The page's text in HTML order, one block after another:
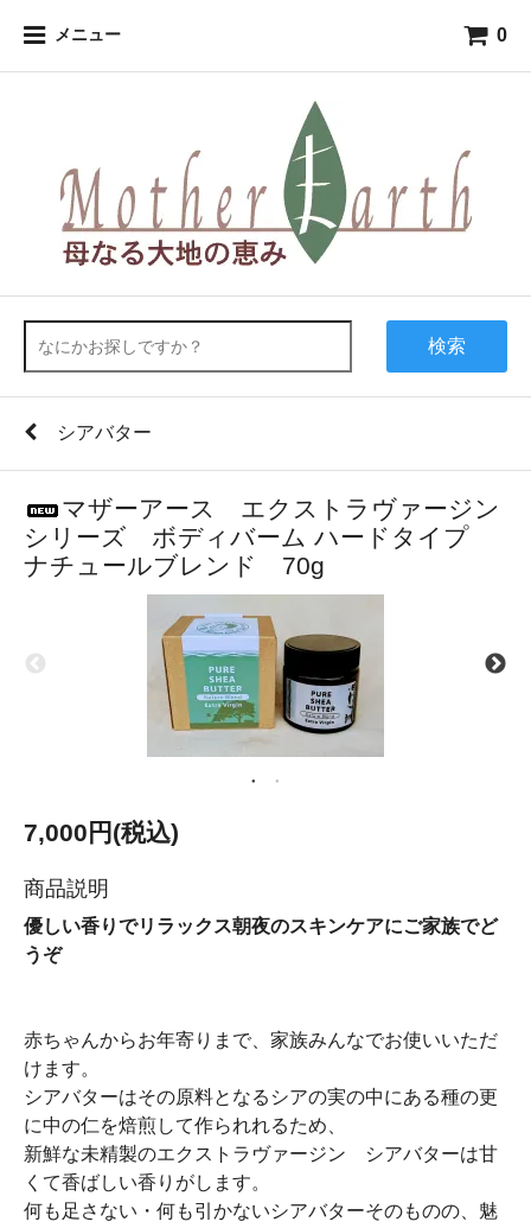
メニュー 0
検索
シアバター
マザーアース エクストラヴァージン
シリーズ ボディバーム ハードタイプ
ナチュールブレンド 70g
7,000円(税込)
商品説明
優しい香りでリラックス朝夜のスキンケアにご家族でど
うぞ
赤ちゃんからお年寄りまで、家族みんなでお使いいただ
けます。
シアバターはその原料となるシアの実の中にある種の更
に中の仁を焙煎して作られれるため、
新鮮な未精製のエクストラヴァージン シアバターは甘
くて香ばしい香りがします。
何も足さない・何も引かないシアバターそのものの、魅